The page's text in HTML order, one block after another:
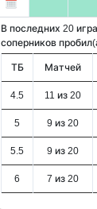
В последних 20
соперников
ТБ Матчей
4.5 11 из 20
5 9 из 20
5.5 9 из 20
6 7 из 20